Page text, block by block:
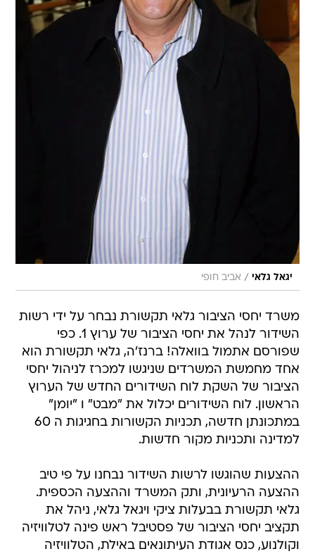
יגאל גלאי / אביב חופי
משרד יחסי הציבור גלאי תקשורת נבחר על ידי רשות
השידור לנהל את יחסי הציבור של ערוץ 1. כפי
שפורסם אתמול בוואלה! ברנז'ה, גלאי תקשורת הוא
אחד מחמשת המשרדים שניגשו למכרז לניהול יחסי
הציבור של השקת לוח השידורים החדש של הערוץ
הראשון. לוח השידורים יכלול את "מבט" ו "יומן"
במתכונתן חדשה, תכניות הקשורות בחגיגות ה 60
למדינה ותכניות מקור חדשות.
ההצעות שהוגשו לרשות השידור נבחנו על פי טיב
ההצעה הרעיונית, ותק המשרד וההצעה הכספית.
גלאי תקשורת בבעלות ציקי ויגאל גלאי, ניהל את
תקציב יחסי הציבור של פסטיבל ראש פינה לטלוויזיה
וקולנוע, כנס אגודת העיתונאים באילת, הטלוויזיה